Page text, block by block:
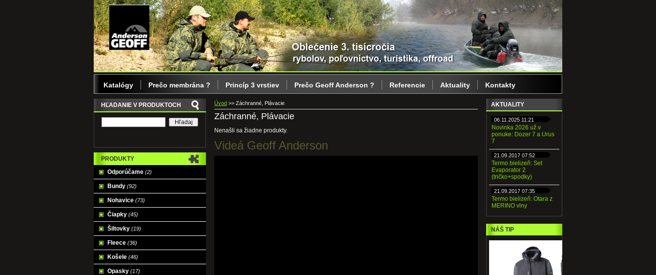
Úvod >> Záchranné, Plávacie
Záchranné, Plávacie
Nenašli sa žiadne produkty.
Videá Geoff Anderson
HĽADANIE V PRODUKTOCH
PRODUKTY
Odporúčame (2)
Bundy (92)
Nohavice (73)
Čiapky (45)
Šiltovky (19)
Fleece (36)
Košele (46)
Opasky (17)
AKTUALITY
06.11.2025 11:21
Novinka 2026 už v
ponuke: Dozer 7 a Urus
7
21.09.2017 07:52
Termo bielizeň: Set
Evaporator 2
(tričko+spodky)
21.09.2017 07:35
Termo bielizeň: Otara z
MERINO vlny
NÁŠ TIP
Katalógy Prečo membrána ? Princíp 3 vrstiev Prečo Geoff Anderson ? Referencie Aktuality Kontakty